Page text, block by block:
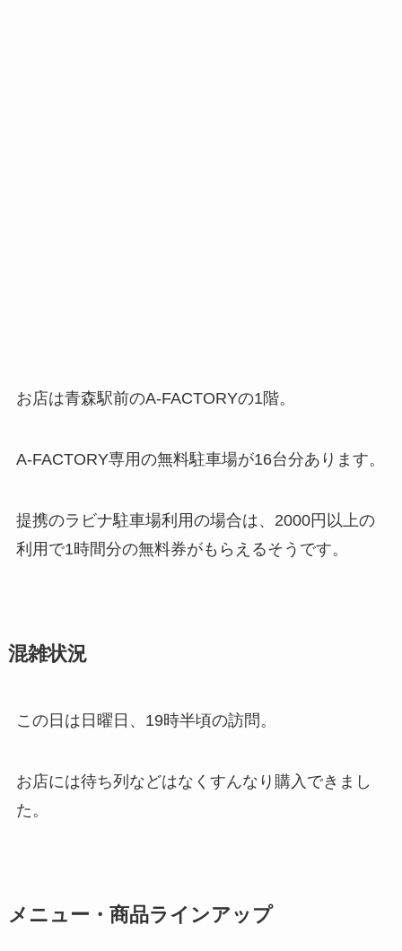
お店は青森駅前のA-FACTORYの1階。
A-FACTORY専用の無料駐車場が16台分あります。
提携のラビナ駐車場利用の場合は、2000円以上の
利用で1時間分の無料券がもらえるそうです。
混雑状況
この日は日曜日、19時半頃の訪問。
お店には待ち列などはなくすんなり購入できまし
た。
メニュー・商品ラインアップ